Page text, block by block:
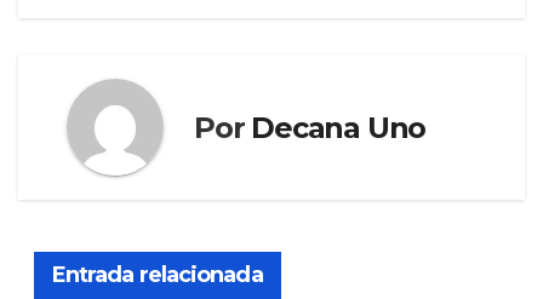
Por Decana Uno
Entrada relacionada